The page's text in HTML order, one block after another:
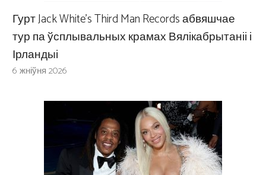
Гурт Jack White’s Third Man Records абвяшчае
тур па ўсплывальных крамах Вялікабрытаніі і
Ірландыі
6 жніўня 2026